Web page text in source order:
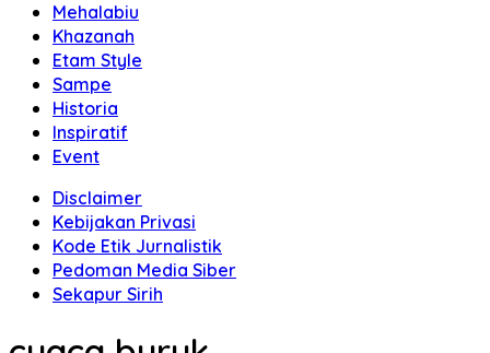
Mehalabiu
Khazanah
Etam Style
Sampe
Historia
Inspiratif
Event
Disclaimer
Kebijakan Privasi
Kode Etik Jurnalistik
Pedoman Media Siber
Sekapur Sirih